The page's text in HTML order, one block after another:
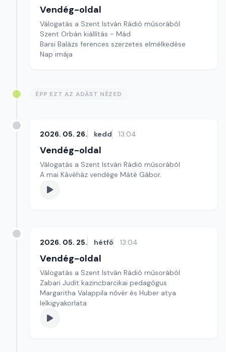
Vendég-oldal
Válogatás a Szent István Rádió műsorából
Szent Orbán kiállítás - Mád
Barsi Balázs ferences szerzetes elmélkedése
Nap imája
ÉPP EZT AZ ADÁST NÉZED
2026. 05. 26. kedd 13:04
Vendég-oldal
Válogatás a Szent István Rádió műsorából
A mai Kávéház vendége Máté Gábor.
2026. 05. 25. hétfő 13:04
Vendég-oldal
Válogatás a Szent István Rádió műsorából
Zabari Judit kazincbarcikai pedagógus
Margaritha Valappila nővér és Huber atya
lelkigyakorlata